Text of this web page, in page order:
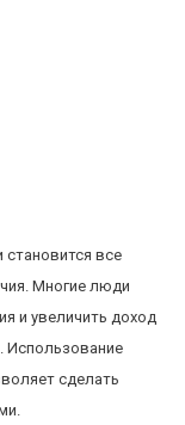
все
Многие люди
и увеличить доход
Использование
сделать